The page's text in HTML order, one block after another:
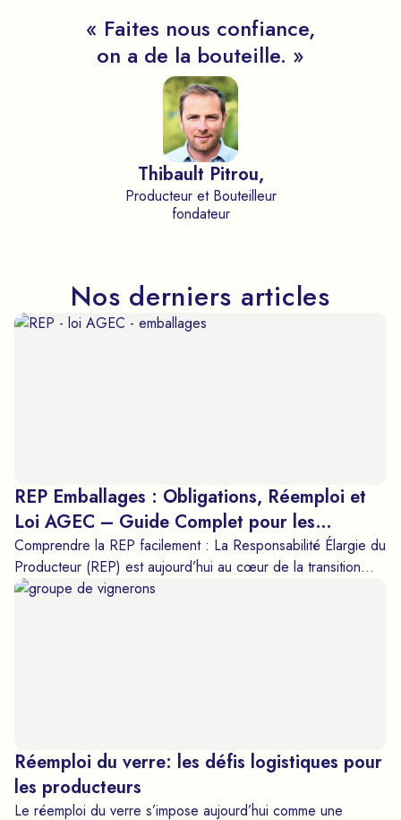
« Faites nous confiance,
on a de la bouteille. »
Thibault Pitrou,
Producteur et Bouteilleur
fondateur
Nos derniers articles
REP Emballages : Obligations, Réemploi et
Loi AGEC – Guide Complet pour les
Producteurs de Boissons
Comprendre la REP facilement : La Responsabilité Élargie du
Producteur (REP) est aujourd’hui au cœur de la transition
écologique en France. Pour les producteurs de boissons
les obligations concrètes (déclaration, éco-contribution, éco-
modulation) ? ✅ Comment le réemploi des bouteilles devient
un levier clé pour réduire vos coûts et valoriser votre image
Réemploi du verre: les défis logistiques pour
les producteurs
Le réemploi du verre s’impose aujourd’hui comme une